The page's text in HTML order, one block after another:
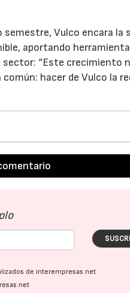
Vulco encara la
aportando
“Este crecimiento
hacer de Vulco la
de interempresas.net